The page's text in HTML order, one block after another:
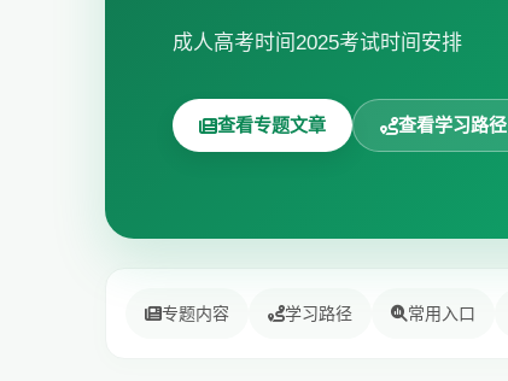
成人高考时间2025考试时间安排
查看专题文章 查看学习路径
专题内容 学习路径 常用入口